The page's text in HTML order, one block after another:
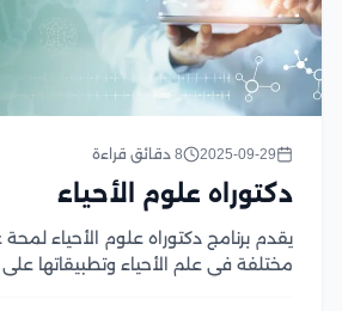
2025-09-29 8 دقائق قراءة
دكتوراه علوم الأحياء
يقدم برنامج دكتوراه علوم الأحياء
مختلفة في علم الأحياء وتطبيقاتها